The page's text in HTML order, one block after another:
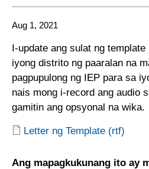
Aug 1, 2021
I-update ang sulat ng
iyong distrito ng paaralan na
pagpupulong ng IEP para sa
nais mong i-record ang audio
gamitin ang opsyonal na wika.
Letter ng Template (rtf)
Ang mapagkukunang ito ay